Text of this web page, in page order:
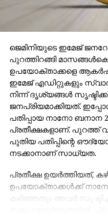
ജെമിനിയുടെ ഇമേജ്
പുറത്തിറങ്ങി
ഉപയോക്താക്കളെ
ഇമേജ് എഡിറ്റുകളും
നിന്ന് ദൃശ്യങ്ങള്‍
ജനപ്രിയമാക്കിയത്.
പതിപ്പായ നാനോ ബനാന
പ്രതീക്ഷകളാണ്. പുറത്ത്
പുതിയ പതിപ്പിന്റെ
നടക്കാനാണ് സാധ്യത.
പ്രതീക്ഷ ഉയര്‍ത്തിയത്,
ഉപയോക്താക്കള്‍ക്ക്
കഴിഞ്ഞതും അവര്‍